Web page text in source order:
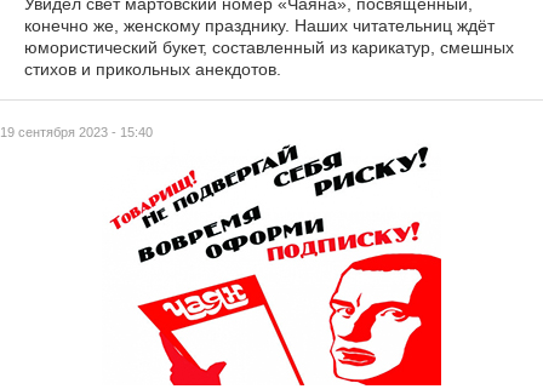
19 сентября 2023 - 15:40
конечно же, женскому празднику. Наших читательниц ждёт
юмористический букет, составленный из карикатур, смешных
стихов и прикольных анекдотов.